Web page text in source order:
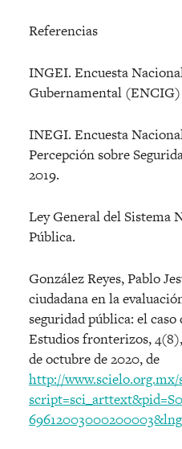
Referencias
INGEI. Encuesta
Gubernamental (ENCIG)
INEGI. Encuesta
Percepción sobre
2019.
Ley General del Sistema
Pública.
González Reyes, Pablo
ciudadana en la
seguridad pública: el
Estudios fronterizos,
de octubre de 2020, de
http://www.scielo.org.mx/